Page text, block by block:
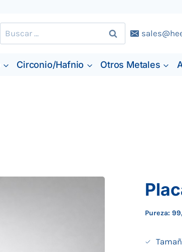
Buscar:
Circonio/Hafnio Otros Metales
Pureza: